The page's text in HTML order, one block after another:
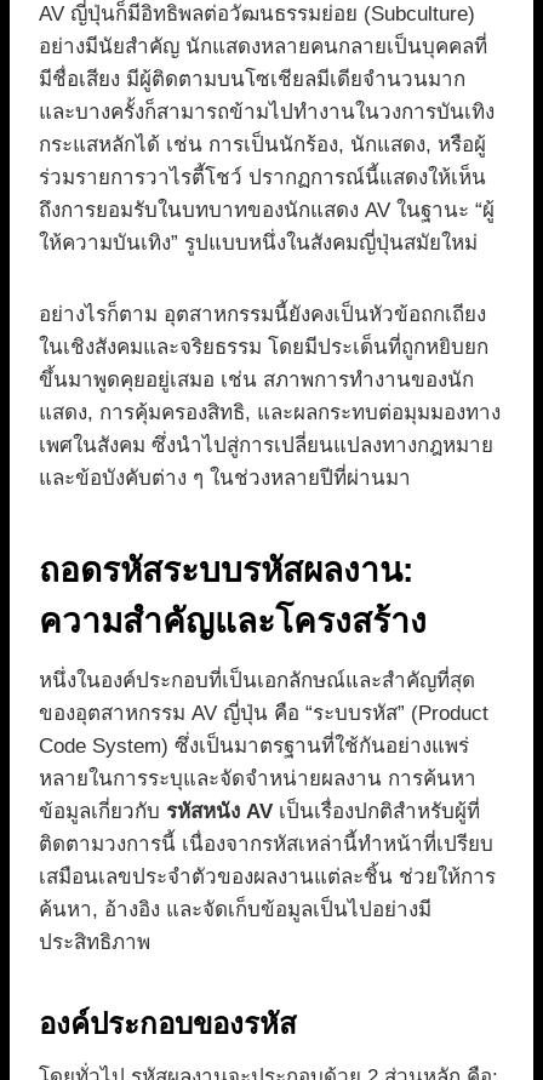
AV ญี่ปุ่นก็มีอิทธิพลต่อวัฒนธรรมย่อย (Subculture)
อย่างมีนัยสำคัญ นักแสดงหลายคนกลายเป็นบุคคลที่
มีชื่อเสียง มีผู้ติดตามบนโซเชียลมีเดียจำนวนมาก
และบางครั้งก็สามารถข้ามไปทำงานในวงการบันเทิง
กระแสหลักได้ เช่น การเป็นนักร้อง, นักแสดง, หรือผู้
ร่วมรายการวาไรตี้โชว์ ปรากฏการณ์นี้แสดงให้เห็น
ถึงการยอมรับในบทบาทของนักแสดง AV ในฐานะ “ผู้
ให้ความบันเทิง” รูปแบบหนึ่งในสังคมญี่ปุ่นสมัยใหม่
อย่างไรก็ตาม อุตสาหกรรมนี้ยังคงเป็นหัวข้อถกเถียง
ในเชิงสังคมและจริยธรรม โดยมีประเด็นที่ถูกหยิบยก
ขึ้นมาพูดคุยอยู่เสมอ เช่น สภาพการทำงานของนัก
แสดง, การคุ้มครองสิทธิ, และผลกระทบต่อมุมมองทาง
เพศในสังคม ซึ่งนำไปสู่การเปลี่ยนแปลงทางกฎหมาย
และข้อบังคับต่าง ๆ ในช่วงหลายปีที่ผ่านมา
ถอดรหัสระบบรหัสผลงาน:
ความสำคัญและโครงสร้าง
หนึ่งในองค์ประกอบที่เป็นเอกลักษณ์และสำคัญที่สุด
ของอุตสาหกรรม AV ญี่ปุ่น คือ “ระบบรหัส” (Product
Code System) ซึ่งเป็นมาตรฐานที่ใช้กันอย่างแพร่
หลายในการระบุและจัดจำหน่ายผลงาน การค้นหา
ข้อมูลเกี่ยวกับ รหัสหนัง AV เป็นเรื่องปกติสำหรับผู้ที่
ติดตามวงการนี้ เนื่องจากรหัสเหล่านี้ทำหน้าที่เปรียบ
เสมือนเลขประจำตัวของผลงานแต่ละชิ้น ช่วยให้การ
ค้นหา, อ้างอิง และจัดเก็บข้อมูลเป็นไปอย่างมี
ประสิทธิภาพ
องค์ประกอบของรหัส